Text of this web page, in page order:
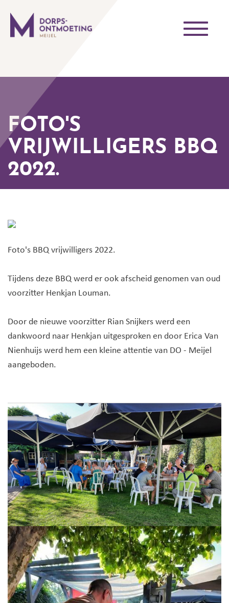
Toggle
FOTO'S
VRIJWILLIGERS BBQ
2022.
Foto's BBQ vrijwilligers 2022.
Tijdens deze BBQ werd er ook afscheid genomen van oud
voorzitter Henkjan Louman.
Door de nieuwe voorzitter Rian Snijkers werd een
dankwoord naar Henkjan uitgesproken en door Erica Van
Nienhuijs werd hem een kleine attentie van DO - Meijel
aangeboden.